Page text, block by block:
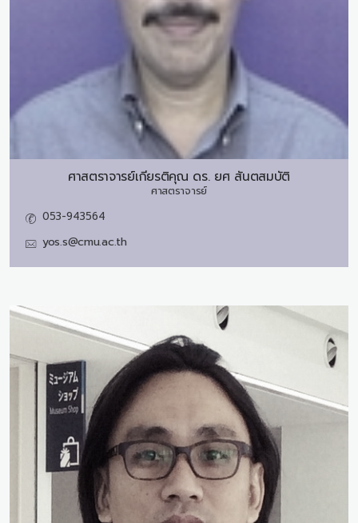
ศาสตราจารย์เกียรติคุณ ดร. ยศ สันตสมบัติ
ศาสตราจารย์
053-943564
yos.s@cmu.ac.th